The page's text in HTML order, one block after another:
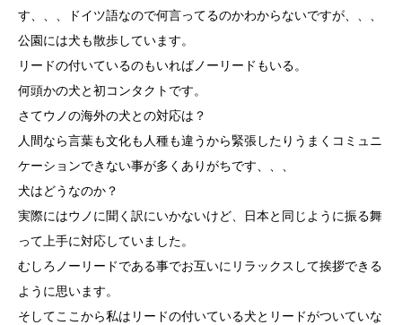
す、、、ドイツ語なので何言ってるのかわからないですが、、、
公園には犬も散歩しています。
リードの付いているのもいればノーリードもいる。
何頭かの犬と初コンタクトです。
さてウノの海外の犬との対応は？
人間なら言葉も文化も人種も違うから緊張したりうまくコミュニ
ケーションできない事が多くありがちです、、、
犬はどうなのか？
実際にはウノに聞く訳にいかないけど、日本と同じように振る舞
って上手に対応していました。
むしろノーリードである事でお互いにリラックスして挨拶できる
ように思います。
そしてここから私はリードの付いている犬とリードがついていな